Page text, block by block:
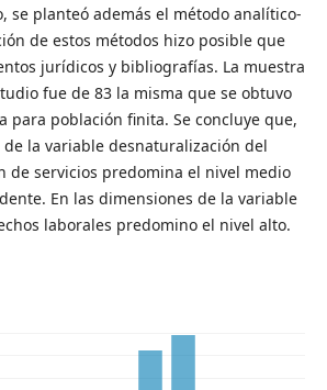
se planteó además el método analítico-
de estos métodos hizo posible que
jurídicos y bibliografías. La muestra
fue de 83 la misma que se obtuvo
para población finita. Se concluye que,
la variable desnaturalización del
de servicios predomina el nivel medio
En las dimensiones de la variable
laborales predomino el nivel alto.